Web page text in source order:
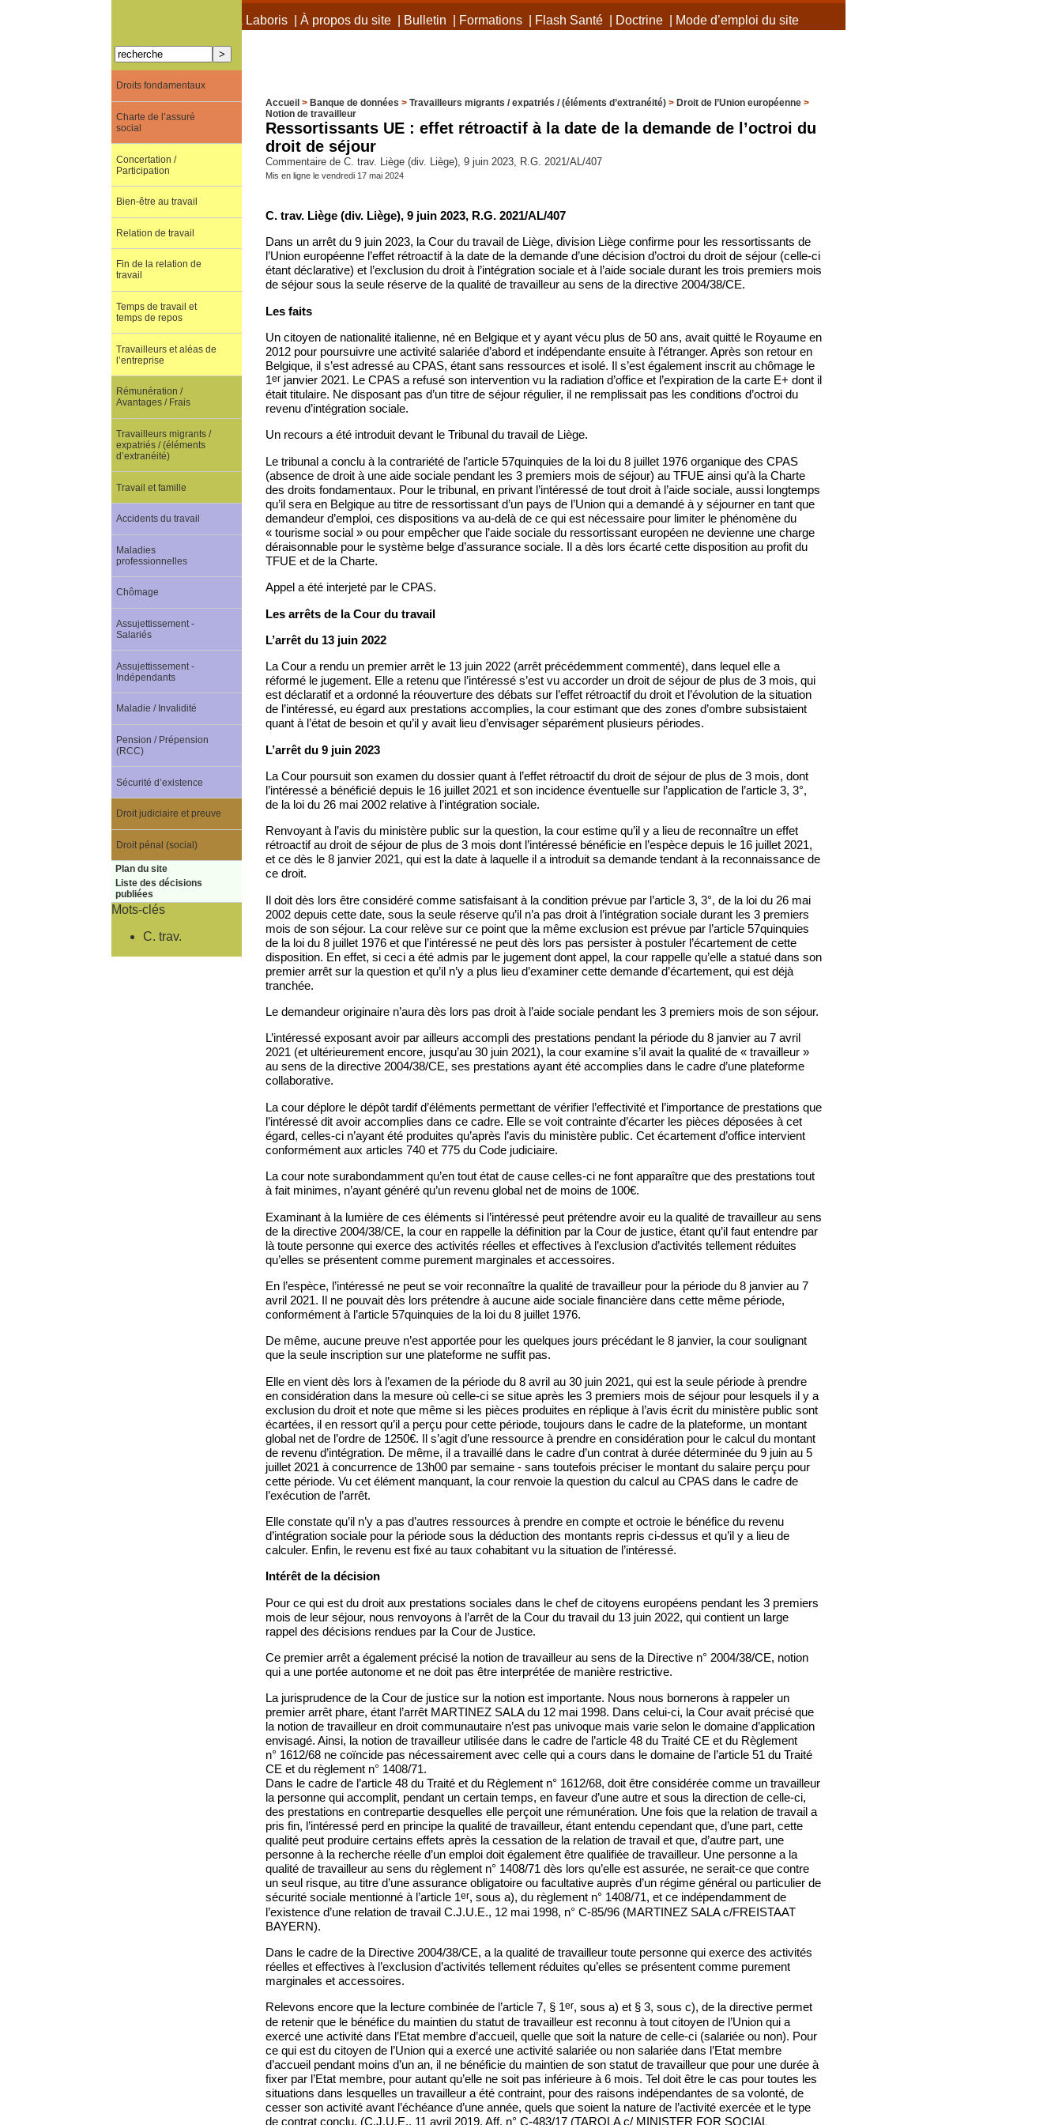
À propos de Terra Laboris| À propos du site| Bulletin Formations| Flash Santé| Doctrine| Mode d’emploi du site
Accueil > Banque de données > Travailleurs migrants / expatriés / (éléments d’extranéité)> Droit de l’Union européenne>
Notion de travailleur
Ressortissants UE : effet rétroactif à la date de la demande de l’octroi du
droit de séjour
Commentaire de C. trav. Liège (div. Liège), 9 juin 2023, R.G. 2021/AL/407
Mis en ligne le vendredi 17 mai 2024
C. trav. Liège (div. Liège), 9 juin 2023, R.G. 2021/AL/407
Dans un arrêt du 9 juin 2023, la Cour du travail de Liège, division Liège confirme pour les ressortissants de
l’Union européenne l’effet rétroactif à la date de la demande d’une décision d’octroi du droit de séjour (celle-ci
étant déclarative) et l’exclusion du droit à l’intégration sociale et à l’aide sociale durant les trois premiers mois
de séjour sous la seule réserve de la qualité de travailleur au sens de la directive 2004/38/CE.
Les faits
Un citoyen de nationalité italienne, né en Belgique et y ayant vécu plus de 50 ans, avait quitté le Royaume en
2012 pour poursuivre une activité salariée d’abord et indépendante ensuite à l’étranger. Après son retour en
Belgique, il s’est adressé au CPAS, étant sans ressources et isolé. Il s’est également inscrit au chômage le
1erjanvier 2021. Le CPAS a refusé son intervention vu la radiation d’office et l’expiration de la carte E+ dont il
était titulaire. Ne disposant pas d’un titre de séjour régulier, il ne remplissait pas les conditions d’octroi du
revenu d’intégration sociale.
Un recours a été introduit devant le Tribunal du travail de Liège.
Le tribunal a conclu à la contrariété de l’article 57quinquies de la loi du 8 juillet 1976 organique des CPAS
(absence de droit à une aide sociale pendant les 3 premiers mois de séjour) au TFUE ainsi qu’à la Charte
des droits fondamentaux. Pour le tribunal, en privant l’intéressé de tout droit à l’aide sociale, aussi longtemps
qu’il sera en Belgique au titre de ressortissant d’un pays de l’Union qui a demandé à y séjourner en tant que
demandeur d’emploi, ces dispositions va au-delà de ce qui est nécessaire pour limiter le phénomène du
« tourisme social » ou pour empêcher que l’aide sociale du ressortissant européen ne devienne une charge
déraisonnable pour le système belge d’assurance sociale. Il a dès lors écarté cette disposition au profit du
TFUE et de la Charte.
Appel a été interjeté par le CPAS.
Les arrêts de la Cour du travail
L’arrêt du 13 juin 2022
La Cour a rendu un premier arrêt le 13 juin 2022 (arrêt précédemment commenté), dans lequel elle a
réformé le jugement. Elle a retenu que l’intéressé s’est vu accorder un droit de séjour de plus de 3 mois, qui
est déclaratif et a ordonné la réouverture des débats sur l’effet rétroactif du droit et l’évolution de la situation
de l’intéressé, eu égard aux prestations accomplies, la cour estimant que des zones d’ombre subsistaient
quant à l’état de besoin et qu’il y avait lieu d’envisager séparément plusieurs périodes.
L’arrêt du 9 juin 2023
La Cour poursuit son examen du dossier quant à l’effet rétroactif du droit de séjour de plus de 3 mois, dont
l’intéressé a bénéficié depuis le 16 juillet 2021 et son incidence éventuelle sur l’application de l’article 3, 3°,
de la loi du 26 mai 2002 relative à l’intégration sociale.
Renvoyant à l’avis du ministère public sur la question, la cour estime qu’il y a lieu de reconnaître un effet
rétroactif au droit de séjour de plus de 3 mois dont l’intéressé bénéficie en l’espèce depuis le 16 juillet 2021,
et ce dès le 8 janvier 2021, qui est la date à laquelle il a introduit sa demande tendant à la reconnaissance de
ce droit.
Il doit dès lors être considéré comme satisfaisant à la condition prévue par l’article 3, 3°, de la loi du 26 mai
2002 depuis cette date, sous la seule réserve qu’il n’a pas droit à l’intégration sociale durant les 3 premiers
mois de son séjour. La cour relève sur ce point que la même exclusion est prévue par l’article 57quinquies
de la loi du 8 juillet 1976 et que l’intéressé ne peut dès lors pas persister à postuler l’écartement de cette
disposition. En effet, si ceci a été admis par le jugement dont appel, la cour rappelle qu’elle a statué dans son
premier arrêt sur la question et qu’il n’y a plus lieu d’examiner cette demande d’écartement, qui est déjà
tranchée.
Le demandeur originaire n’aura dès lors pas droit à l’aide sociale pendant les 3 premiers mois de son séjour.
L’intéressé exposant avoir par ailleurs accompli des prestations pendant la période du 8 janvier au 7 avril
2021 (et ultérieurement encore, jusqu’au 30 juin 2021), la cour examine s’il avait la qualité de « travailleur »
au sens de la directive 2004/38/CE, ses prestations ayant été accomplies dans le cadre d’une plateforme
collaborative.
La cour déplore le dépôt tardif d’éléments permettant de vérifier l’effectivité et l’importance de prestations que
l’intéressé dit avoir accomplies dans ce cadre. Elle se voit contrainte d’écarter les pièces déposées à cet
égard, celles-ci n’ayant été produites qu’après l’avis du ministère public. Cet écartement d’office intervient
conformément aux articles 740 et 775 du Code judiciaire.
La cour note surabondamment qu’en tout état de cause celles-ci ne font apparaître que des prestations tout
à fait minimes, n’ayant généré qu’un revenu global net de moins de 100€.
Examinant à la lumière de ces éléments si l’intéressé peut prétendre avoir eu la qualité de travailleur au sens
de la directive 2004/38/CE, la cour en rappelle la définition par la Cour de justice, étant qu’il faut entendre par
là toute personne qui exerce des activités réelles et effectives à l’exclusion d’activités tellement réduites
qu’elles se présentent comme purement marginales et accessoires.
En l’espèce, l’intéressé ne peut se voir reconnaître la qualité de travailleur pour la période du 8 janvier au 7
avril 2021. Il ne pouvait dès lors prétendre à aucune aide sociale financière dans cette même période,
conformément à l’article 57quinquies de la loi du 8 juillet 1976.
De même, aucune preuve n’est apportée pour les quelques jours précédant le 8 janvier, la cour soulignant
que la seule inscription sur une plateforme ne suffit pas.
Elle en vient dès lors à l’examen de la période du 8 avril au 30 juin 2021, qui est la seule période à prendre
en considération dans la mesure où celle-ci se situe après les 3 premiers mois de séjour pour lesquels il y a
exclusion du droit et note que même si les pièces produites en réplique à l’avis écrit du ministère public sont
écartées, il en ressort qu’il a perçu pour cette période, toujours dans le cadre de la plateforme, un montant
global net de l’ordre de 1250€. Il s’agit d’une ressource à prendre en considération pour le calcul du montant
de revenu d’intégration. De même, il a travaillé dans le cadre d’un contrat à durée déterminée du 9 juin au 5
juillet 2021 à concurrence de 13h00 par semaine - sans toutefois préciser le montant du salaire perçu pour
cette période. Vu cet élément manquant, la cour renvoie la question du calcul au CPAS dans le cadre de
l’exécution de l’arrêt.
Elle constate qu’il n’y a pas d’autres ressources à prendre en compte et octroie le bénéfice du revenu
d’intégration sociale pour la période sous la déduction des montants repris ci-dessus et qu’il y a lieu de
calculer. Enfin, le revenu est fixé au taux cohabitant vu la situation de l’intéressé.
Intérêt de la décision
Pour ce qui est du droit aux prestations sociales dans le chef de citoyens européens pendant les 3 premiers
mois de leur séjour, nous renvoyons à l’arrêt de la Cour du travail du 13 juin 2022, qui contient un large
rappel des décisions rendues par la Cour de Justice.
Ce premier arrêt a également précisé la notion de travailleur au sens de la Directive n° 2004/38/CE, notion
qui a une portée autonome et ne doit pas être interprétée de manière restrictive.
La jurisprudence de la Cour de justice sur la notion est importante. Nous nous bornerons à rappeler un
premier arrêt phare, étant l’arrêt MARTINEZ SALA du 12 mai 1998. Dans celui-ci, la Cour avait précisé que
la notion de travailleur en droit communautaire n’est pas univoque mais varie selon le domaine d’application
envisagé. Ainsi, la notion de travailleur utilisée dans le cadre de l’article 48 du Traité CE et du Règlement
n° 1612/68 ne coïncide pas nécessairement avec celle qui a cours dans le domaine de l’article 51 du Traité
CE et du règlement n° 1408/71.
Dans le cadre de l’article 48 du Traité et du Règlement n° 1612/68, doit être considérée comme un travailleur
la personne qui accomplit, pendant un certain temps, en faveur d’une autre et sous la direction de celle-ci,
des prestations en contrepartie desquelles elle perçoit une rémunération. Une fois que la relation de travail a
pris fin, l’intéressé perd en principe la qualité de travailleur, étant entendu cependant que, d’une part, cette
qualité peut produire certains effets après la cessation de la relation de travail et que, d’autre part, une
personne à la recherche réelle d’un emploi doit également être qualifiée de travailleur. Une personne a la
qualité de travailleur au sens du règlement n° 1408/71 dès lors qu’elle est assurée, ne serait-ce que contre
un seul risque, au titre d’une assurance obligatoire ou facultative auprès d’un régime général ou particulier de
sécurité sociale mentionné à l’article 1er, sous a), du règlement n° 1408/71, et ce indépendamment de
l’existence d’une relation de travail C.J.U.E., 12 mai 1998, n° C-85/96 (MARTINEZ SALA c/FREISTAAT
BAYERN).
Dans le cadre de la Directive 2004/38/CE, a la qualité de travailleur toute personne qui exerce des activités
réelles et effectives à l’exclusion d’activités tellement réduites qu’elles se présentent comme purement
marginales et accessoires.
Relevons encore que la lecture combinée de l’article 7, § 1er, sous a) et § 3, sous c), de la directive permet
de retenir que le bénéfice du maintien du statut de travailleur est reconnu à tout citoyen de l’Union qui a
exercé une activité dans l’Etat membre d’accueil, quelle que soit la nature de celle-ci (salariée ou non). Pour
ce qui est du citoyen de l’Union qui a exercé une activité salariée ou non salariée dans l’Etat membre
d’accueil pendant moins d’un an, il ne bénéficie du maintien de son statut de travailleur que pour une durée à
fixer par l’Etat membre, pour autant qu’elle ne soit pas inférieure à 6 mois. Tel doit être le cas pour toutes les
situations dans lesquelles un travailleur a été contraint, pour des raisons indépendantes de sa volonté, de
cesser son activité avant l’échéance d’une année, quels que soient la nature de l’activité exercée et le type
de contrat conclu. (C.J.U.E., 11 avril 2019, Aff. n° C-483/17 (TAROLA c/ MINISTER FOR SOCIAL
Droits fondamentaux
Charte de l’assuré
social
Concertation /
Participation
Bien-être au travail
Relation de travail
Fin de la relation de
travail
Temps de travail et
temps de repos
Travailleurs et aléas de
l’entreprise
Rémunération /
Avantages / Frais
Travailleurs migrants /
expatriés / (éléments
d’extranéité)
Travail et famille
Accidents du travail
Maladies
professionnelles
Chômage
Assujettissement -
Salariés
Assujettissement -
Indépendants
Maladie / Invalidité
Pension / Prépension
(RCC)
Sécurité d’existence
Droit judiciaire et preuve
Droit pénal (social)
Plan du site
Liste des décisions
publiées
Mots-clés
C. trav.